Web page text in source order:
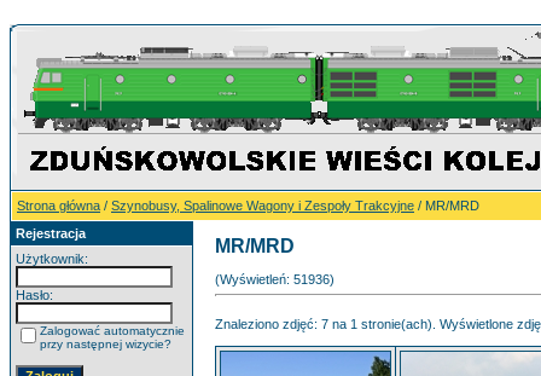
Strona główna / Szynobusy, Spalinowe Wagony i Zespoły Trakcyjne / MR/MRD
Rejestracja
Użytkownik:
Hasło:
Zalogować automatycznie
przy następnej wizycie?
MR/MRD
(Wyświetleń: 51936)
Znaleziono zdjęć: 7 na 1 stronie(ach). Wyświetlone